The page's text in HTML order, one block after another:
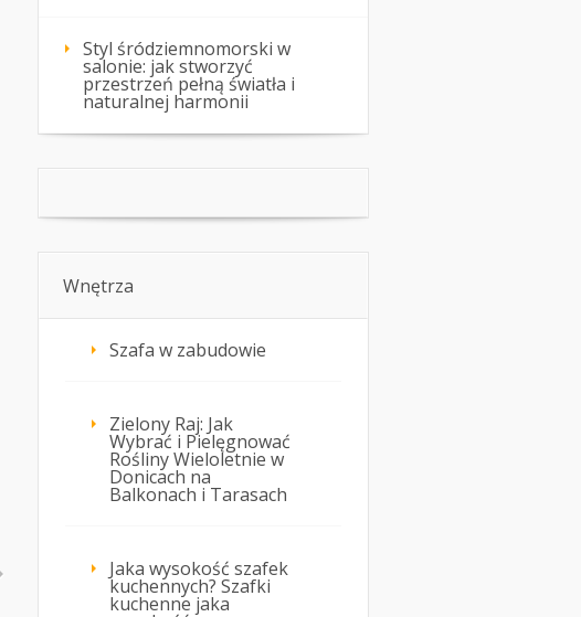
Styl śródziemnomorski w
salonie: jak stworzyć
przestrzeń pełną światła i
naturalnej harmonii
Wnętrza
Szafa w zabudowie
Zielony Raj: Jak
Wybrać i Pielęgnować
Rośliny Wieloletnie w
Donicach na
Balkonach i Tarasach
Jaka wysokość szafek
kuchennych? Szafki
kuchenne jaka